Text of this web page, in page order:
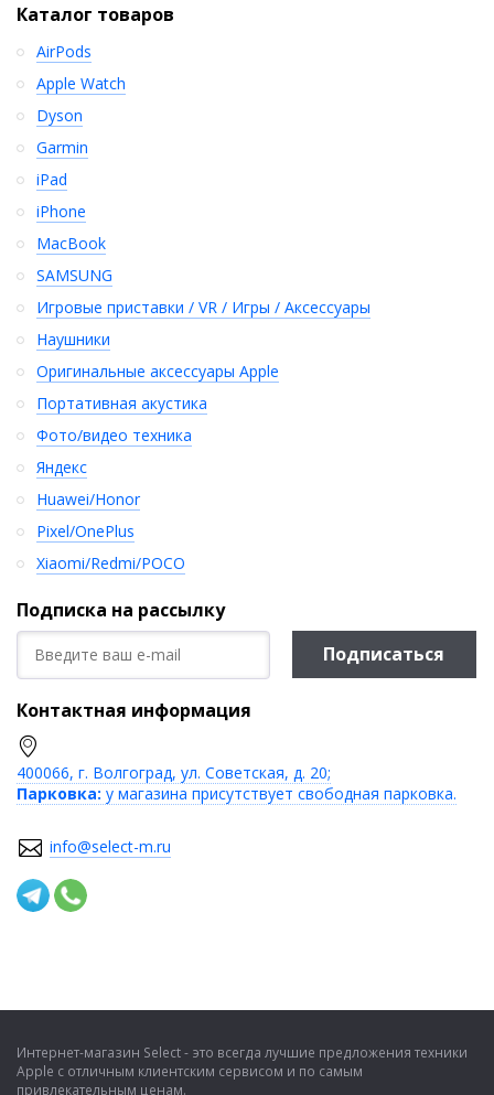
Каталог товаров
AirPods
Apple Watch
Dyson
Garmin
iPad
iPhone
MacBook
SAMSUNG
Игровые приставки / VR / Игры / Аксессуары
Наушники
Оригинальные аксессуары Apple
Портативная акустика
Фото/видео техника
Яндекс
Huawei/Honor
Pixel/OnePlus
Xiaomi/Redmi/POCO
Подписка на рассылку
Подписаться
Контактная информация
400066, г. Волгоград, ул. Советская, д. 20;
Парковка: у магазина присутствует свободная парковка.
info@select-m.ru
Интернет-магазин Select - это всегда лучшие предложения техники
Apple с отличным клиентским сервисом и по самым
привлекательным ценам.